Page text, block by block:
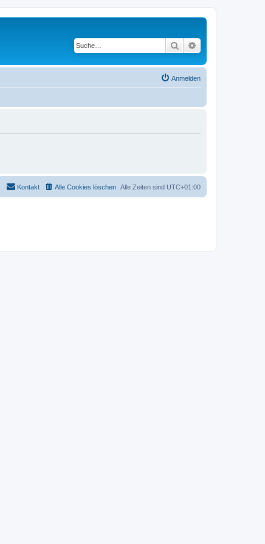
Suche
Anmelden
Alle Zeiten sind UTC+01:00
Alle Cookies löschen
Kontakt